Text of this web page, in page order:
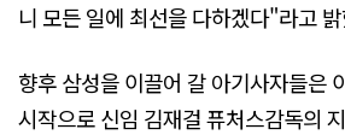
니 모든 일에 최선을 다하겠다"라고
향후 삼성을 이끌어 갈 아기사자들은
시작으로 신임 김재걸 퓨처스감독의